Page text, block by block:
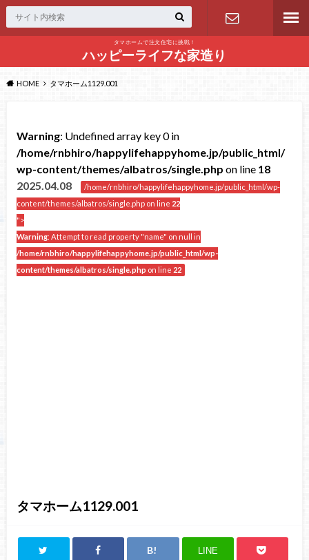
タマホームで注文住宅に挑戦！
ハッピーライフな家造り問い合わせ
HOME タマホーム1129.001
Warning: Undefined array key 0 in
/home/rnbhiro/happylifehappyhome.jp/public_html/
wp-content/themes/albatros/single.php on line 18
2025.04.08
/home/rnbhiro/happylifehappyhome.jp/public_html/wp-
content/themes/albatros/single.php on line 22
">
Warning: Attempt to read property "name" on null in
/home/rnbhiro/happylifehappyhome.jp/public_html/wp-
content/themes/albatros/single.php on line 22
タマホーム1129.001
LINE